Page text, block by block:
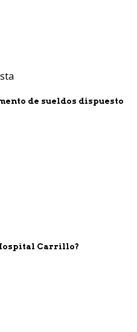
de sueldos dispuesto
Carrillo?